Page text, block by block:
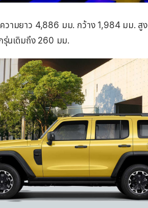
วามยาว 4,886 มม. กว้าง 1,984 มม. สู
รุ่นเดิมถึง 260 มม.